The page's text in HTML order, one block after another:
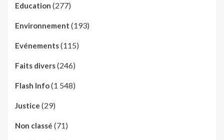
Education (277)
Environnement (193)
Evénements(115)
Faits divers(246)
Flash Info(1 548)
Justice (29)
Non classé (71)